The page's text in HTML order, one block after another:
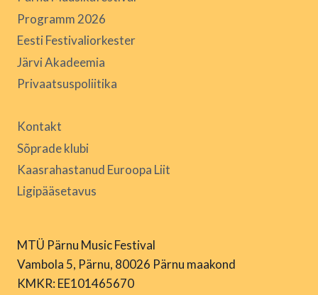
Programm 2026
Eesti Festivaliorkester
Järvi Akadeemia
Privaatsuspoliitika
Kontakt
Sõprade klubi
Kaasrahastanud Euroopa Liit
Ligipääsetavus
MTÜ Pärnu Music Festival
Vambola 5, Pärnu, 80026 Pärnu maakond
KMKR: EE101465670